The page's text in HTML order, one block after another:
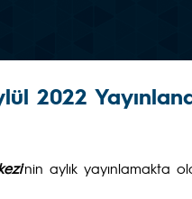
2022
'nin aylık yayınlamakta